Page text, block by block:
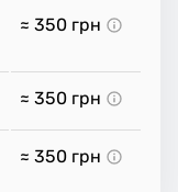
≈ 350 грн
≈ 350 грн
≈ 350 грн